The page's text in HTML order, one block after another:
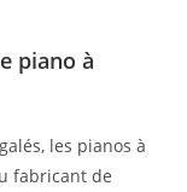
piano à
les pianos à
fabricant de